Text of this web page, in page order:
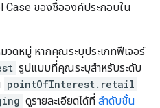
Case ของชื่อองค์ประกอบใน
ดหมู่ หากคุณระบุประเภทฟีเจอร์
รูปแบบที่คุณระบุสำหรับระดับ
pointOfInterest.retail
ดูรายละเอียดได้ที่ ลำดับชั้น